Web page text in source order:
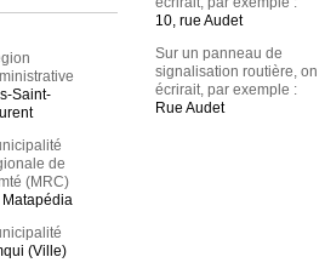
Saint-
de
(MRC)
Matapédia
(Ville)
10, rue Audet
Sur un panneau de
signalisation routière, on
écrirait, par exemple :
Rue Audet